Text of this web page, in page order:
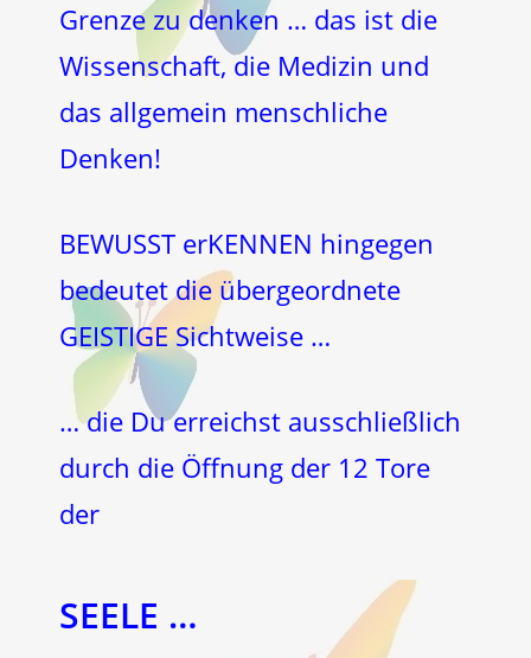
Grenze zu denken … das ist die
Wissenschaft, die Medizin und
das allgemein menschliche
Denken!
BEWUSST erKENNEN hingegen
bedeutet die übergeordnete
GEISTIGE Sichtweise …
… die Du erreichst ausschließlich
durch die Öffnung der 12 Tore
der
SEELE …